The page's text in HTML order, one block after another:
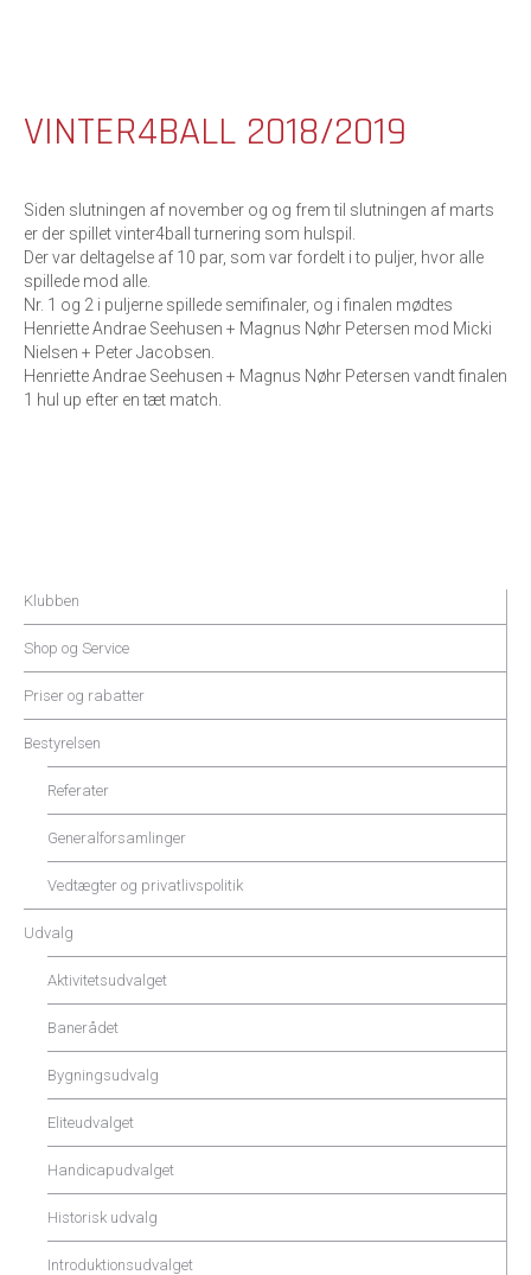
VINTER4BALL 2018/2019
Siden slutningen af november og og frem til slutningen af marts
er der spillet vinter4ball turnering som hulspil.
Der var deltagelse af 10 par, som var fordelt i to puljer, hvor alle
spillede mod alle.
Nr. 1 og 2 i puljerne spillede semifinaler, og i finalen mødtes
Henriette Andrae Seehusen + Magnus Nøhr Petersen mod Micki
Nielsen + Peter Jacobsen.
Henriette Andrae Seehusen + Magnus Nøhr Petersen vandt finalen
1 hul up efter en tæt match.
Klubben
Shop og Service
Priser og rabatter
Bestyrelsen
Referater
Generalforsamlinger
Vedtægter og privatlivspolitik
Udvalg
Aktivitetsudvalget
Banerådet
Bygningsudvalg
Eliteudvalget
Handicapudvalget
Historisk udvalg
Introduktionsudvalget